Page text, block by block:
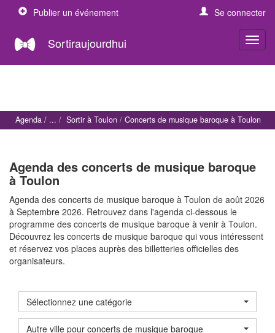
Publier un événement Se connecter
Sortiraujourdhui
Agenda Sortir à Toulon Concerts de musique baroque à Toulon
Agenda des concerts de musique baroque
à Toulon
Agenda des concerts de musique baroque à Toulon de août 2026
à Septembre 2026. Retrouvez dans l'agenda ci-dessous le
programme des concerts de musique baroque à venir à Toulon.
Découvrez les concerts de musique baroque qui vous intéressent
et réservez vos places auprès des billetteries officielles des
organisateurs.
Sélectionnez une catégorie
Autre ville pour concerts de musique baroque